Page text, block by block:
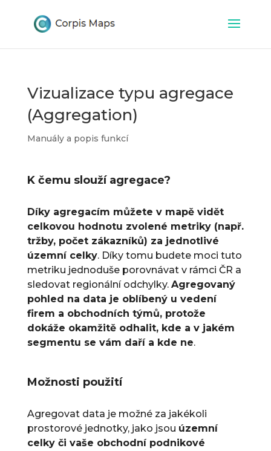
Vizualizace typu agregace
(Aggregation)
Manuály a popis funkcí
K čemu slouží agregace?
Díky agregacím můžete v mapě vidět
celkovou hodnotu zvolené metriky (např.
tržby, počet zákazníků) za jednotlivé
územní celky. Díky tomu budete moci tuto
metriku jednoduše porovnávat v rámci ČR a
sledovat regionální odchylky. Agregovaný
pohled na data je oblíbený u vedení
firem a obchodních týmů, protože
dokáže okamžitě odhalit, kde a v jakém
segmentu se vám daří a kde ne.
Možnosti použití
Agregovat data je možné za jakékoli
prostorové jednotky, jako jsou územní
celky či vaše obchodní podnikové